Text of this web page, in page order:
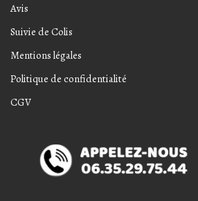
Avis
Suivie de Colis
Mentions légales
Politique de confidentialité
CGV